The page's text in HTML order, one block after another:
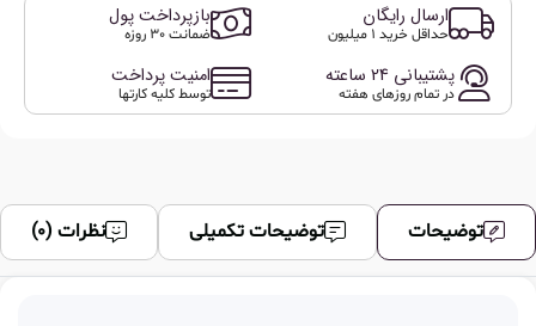
ارسال رایگان
حداقل خرید 1 میلیون
بازپرداخت پول
ضمانت 30 روزه
پشتیبانی 24 ساعته
در تمام روزهای هفته
امنیت پرداخت
توسط کلیه کارتها
توضیحات توضیحات تکمیلی نظرات (0)